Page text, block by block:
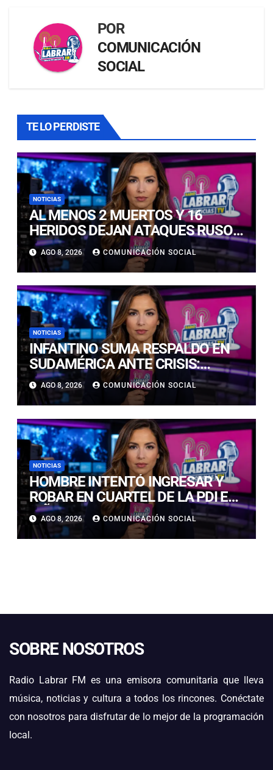
POR
COMUNICACIÓN
SOCIAL
TE LO PERDISTE
NOTICIAS
AL MENOS 2 MUERTOS Y 16
HERIDOS DEJAN ATAQUES RUSOS
A UCRANIA: UN BOMBARDEO
ALCANZÓ ESTADIO DE FÚTBOL
AGO 8, 2026 COMUNICACIÓN SOCIAL
NOTICIAS
INFANTINO SUMA RESPALDO EN
SUDAMÉRICA ANTE CRISIS:
ECUADOR Y VENEZUELA SE
CUADRAN CON EL SUIZO
AGO 8, 2026 COMUNICACIÓN SOCIAL
NOTICIAS
HOMBRE INTENTÓ INGRESAR Y
ROBAR EN CUARTEL DE LA PDI EN
VIÑA DEL MAR: DETECTIVES LO
DETUVIERON
AGO 8, 2026 COMUNICACIÓN SOCIAL
SOBRE NOSOTROS
Radio Labrar FM es una emisora comunitaria que lleva
música, noticias y cultura a todos los rincones. Conéctate
con nosotros para disfrutar de lo mejor de la programación
local.